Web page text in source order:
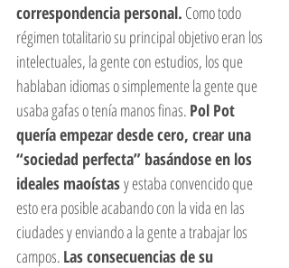
correspondencia personal. Como todo
régimen totalitario su principal objetivo eran los
intelectuales, la gente con estudios, los que
hablaban idiomas o simplemente la gente que
usaba gafas o tenía manos finas. Pol Pot
quería empezar desde cero, crear una
“sociedad perfecta” basándose en los
ideales maoístas y estaba convencido que
esto era posible acabando con la vida en las
ciudades y enviando a la gente a trabajar los
campos. Las consecuencias de su